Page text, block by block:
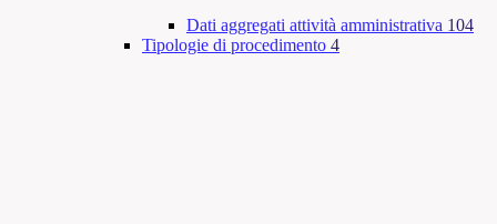
Dati aggregati attività amministrativa 104
Tipologie di procedimento 4